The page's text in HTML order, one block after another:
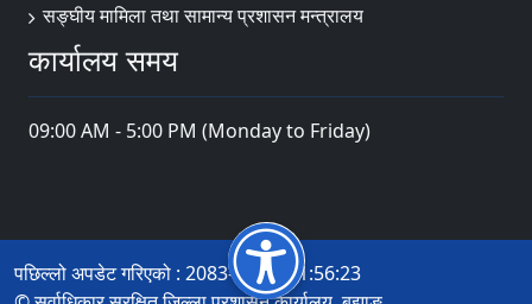
सङ्घीय मामिला तथा सामान्य प्रशासन मन्त्रालय
कार्यालय समय
09:00 AM - 5:00 PM (Monday to Friday)
पछिल्लो अपडेट गरिएको : 2083-04-05 11:56:23